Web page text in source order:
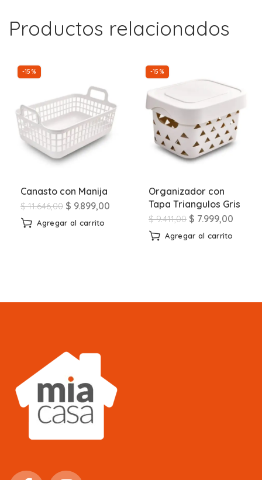
Productos relacionados
-15%
Canasto con Manija
$11.646,00 $ 9.899,00
Agregar al carrito
-15%
Organizador con
Tapa Triangulos Gris
$9.411,00 $ 7.999,00
Agregar al carrito